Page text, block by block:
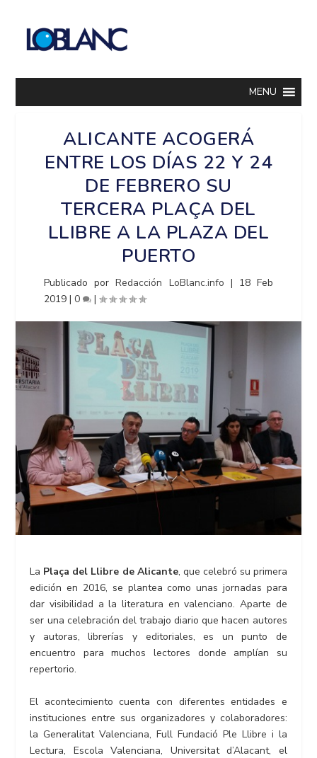
MENU
ALICANTE ACOGERÁ
ENTRE LOS DÍAS 22 Y 24
DE FEBRERO SU
TERCERA PLAÇA DEL
LLIBRE A LA PLAZA DEL
PUERTO
Publicado porRedacción LoBlanc.info | 18 Feb
2019 |0 |
La Plaça del Llibre de Alicante, que celebró su primera
edición en 2016, se plantea como unas jornadas para
dar visibilidad a la literatura en valenciano. Aparte de
ser una celebración del trabajo diario que hacen autores
y autoras, librerías y editoriales, es un punto de
encuentro para muchos lectores donde amplían su
repertorio.
El acontecimiento cuenta con diferentes entidades e
instituciones entre sus organizadores y colaboradores:
la Generalitat Valenciana, Full Fundació Ple Llibre i la
Lectura, Escola Valenciana, Universitat d’Alacant, el